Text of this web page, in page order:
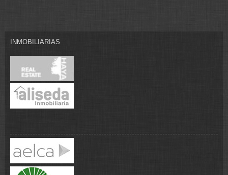
INMOBILIARIAS